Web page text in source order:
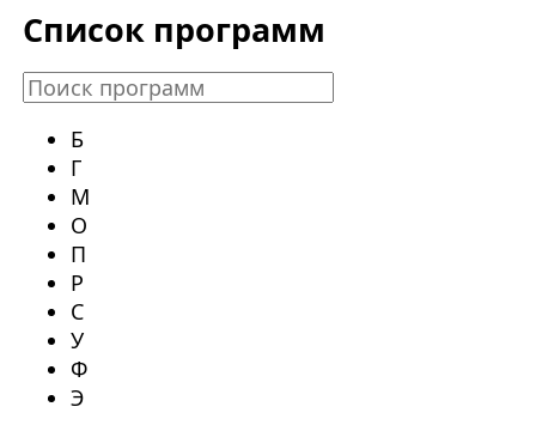
Список программ
Б
Г
М
О
П
Р
С
У
Ф
Э